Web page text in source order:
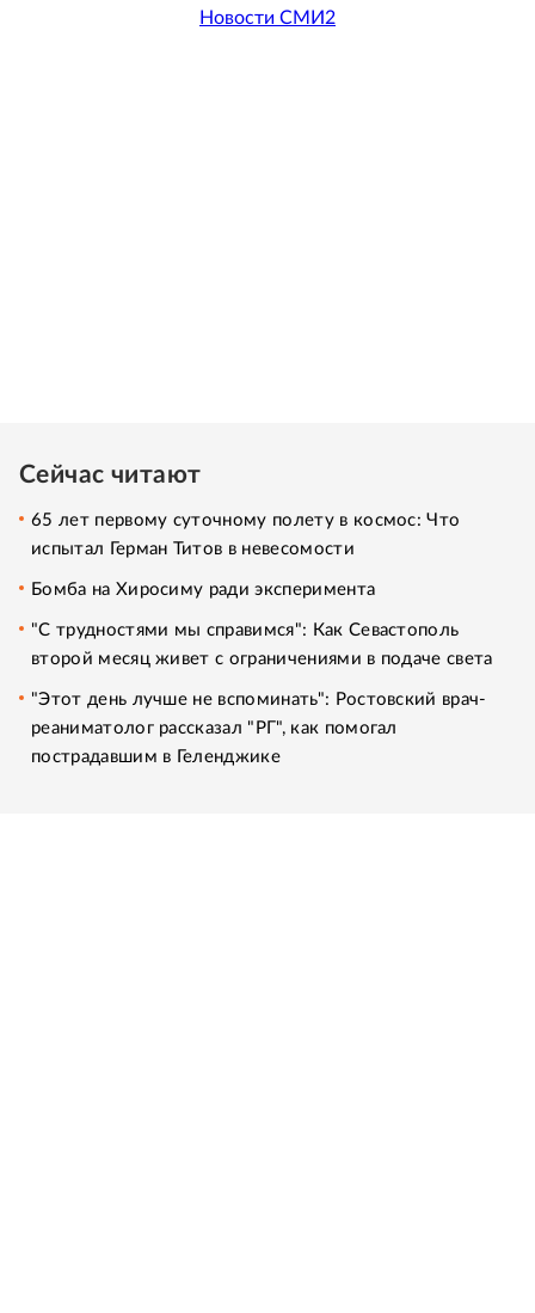
Новости СМИ2
Сейчас читают
65 лет первому суточному полету в космос: Что
испытал Герман Титов в невесомости
Бомба на Хиросиму ради эксперимента
"С трудностями мы справимся": Как Севастополь
второй месяц живет с ограничениями в подаче света
"Этот день лучше не вспоминать": Ростовский врач-
реаниматолог рассказал "РГ", как помогал
пострадавшим в Геленджике